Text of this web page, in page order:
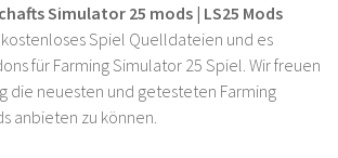
Simulator 25 mods | LS25 Mods
kostenloses Spiel Quelldateien und es
für Farming Simulator 25 Spiel. Wir freuen
die neuesten und getesteten Farming
anbieten zu können.